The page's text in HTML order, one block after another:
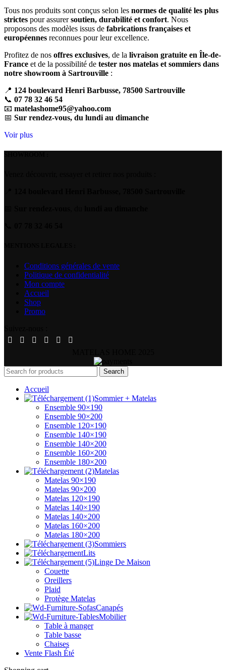
Tous nos produits sont conçus selon les normes de qualité les plus
strictes pour assurersoutien, durabilité et confort. Nous
proposons des modèles issus de fabrications françaises et
européennes reconnues pour leur excellence.
Profitez de nos offres exclusives, de la livraison gratuite en Île-de-
France et de la possibilité de tester nos matelas et sommiers dans
notre showroom à Sartrouville :
📍 124 boulevard Henri Barbusse, 78500 Sartrouville
📞 07 78 32 46 54
📧 matelashome95@yahoo.com
📅 Sur rendez-vous, du lundi au dimanche
Voir plus
Conditions générales de vente
Politique de confidentialité
Mon compte
Accueil
Shop
Promo
Search
Accueil
Sommier + Matelas
Ensemble 90×190
Ensemble 90×200
Ensemble 120×190
Ensemble 140×190
Ensemble 140×200
Ensemble 160×200
Ensemble 180×200
Matelas
Matelas 90×190
Matelas 90×200
Matelas 120×190
Matelas 140×190
Matelas 140×200
Matelas 160×200
Matelas 180×200
Sommiers
Lits
Linge De Maison
Couette
Oreillers
Plaid
Protège Matelas
Canapés
Mobilier
Table à manger
Table basse
Chaises
Vente Flash Été